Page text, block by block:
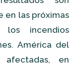
en las próximas
incendios
América del
en